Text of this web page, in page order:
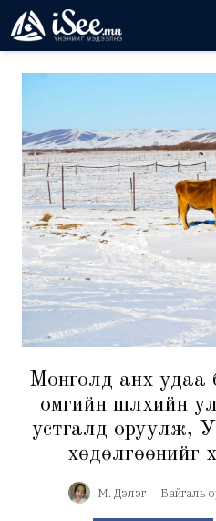
Монголд анх удаа
омгийн шүлхийн
устгалд оруулж,
хөдөлгөөнийг
М. Дэлэг Байгаль